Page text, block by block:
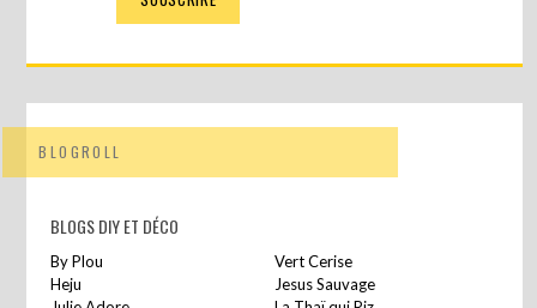
BLOGROLL
BLOGS DIY ET DÉCO
By Plou
Vert Cerise
Heju
Jesus Sauvage